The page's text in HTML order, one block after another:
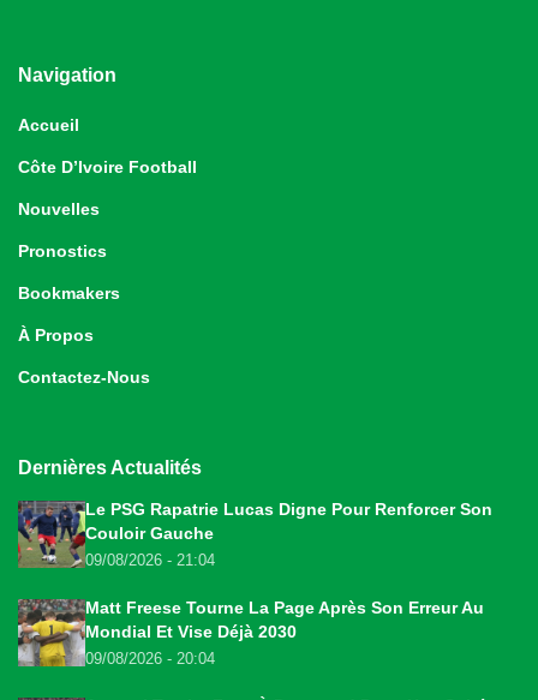
Navigation
Accueil
Côte D’Ivoire Football
Nouvelles
Pronostics
Bookmakers
À Propos
Contactez-Nous
Dernières Actualités
Le PSG Rapatrie Lucas Digne Pour Renforcer Son
Couloir Gauche
09/08/2026 - 21:04
Matt Freese Tourne La Page Après Son Erreur Au
Mondial Et Vise Déjà 2030
09/08/2026 - 20:04